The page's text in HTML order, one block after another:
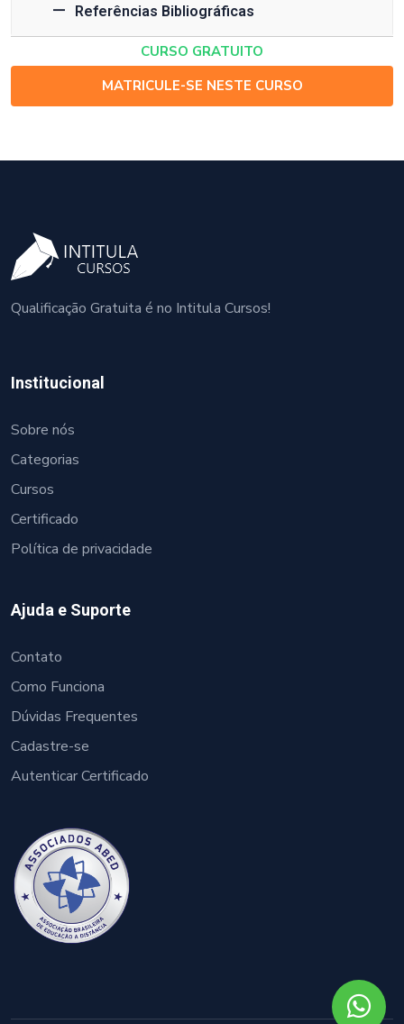
Referências Bibliográficas
CURSO GRATUITO
MATRICULE-SE NESTE CURSO
Qualificação Gratuita é no Intitula Cursos!
Institucional
Sobre nós
Categorias
Cursos
Certificado
Política de privacidade
Ajuda e Suporte
Contato
Como Funciona
Dúvidas Frequentes
Cadastre-se
Autenticar Certificado